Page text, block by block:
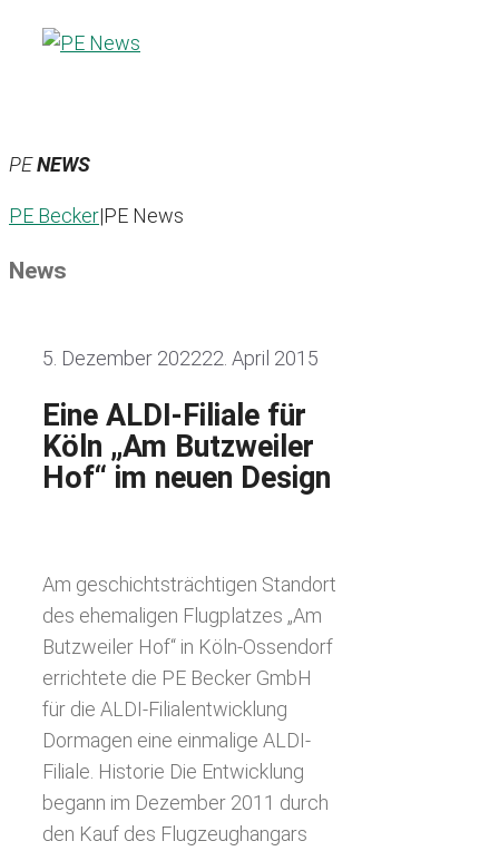
Zum
PENEWS
PE Becker|PE News
News
5. Dezember 202222. April 2015
Eine ALDI-Filiale für
Köln „Am Butzweiler
Hof“ im neuen Design
Am geschichtsträchtigen Standort
des ehemaligen Flugplatzes „Am
Butzweiler Hof“ in Köln-Ossendorf
errichtete die PE Becker GmbH
für die ALDI-Filialentwicklung
Dormagen eine einmalige ALDI-
Filiale. Historie Die Entwicklung
begann im Dezember 2011 durch
den Kauf des Flugzeughangars